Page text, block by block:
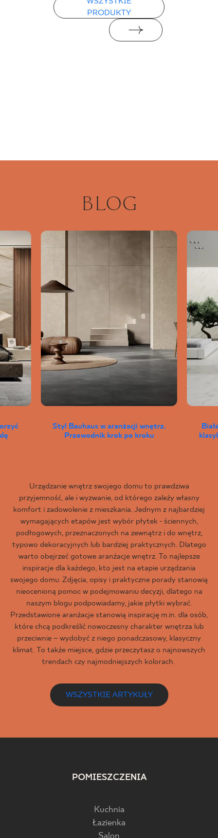
PRODUKTY
BLOG
Styl Bauhaus w aranżacji wnętrz.
Przewodnik krok po kroku
Urządzanie wnętrz swojego domu to prawdziwa
przyjemność, ale i wyzwanie, od którego zależy własny
komfort i zadowolenie z mieszkania. Jednym z najbardziej
wymagających etapów jest wybór płytek - ściennych,
podłogowych, przeznaczonych na zewnątrz i do wnętrz,
typowo dekoracyjnych lub bardziej praktycznych. Dlatego
warto obejrzeć gotowe aranżacje wnętrz. To najlepsze
inspiracje dla każdego, kto jest na etapie urządzania
swojego domu. Zdjęcia, opisy i praktyczne porady stanowią
nieocenioną pomoc w podejmowaniu decyzji, dlatego na
naszym blogu podpowiadamy, jakie płytki wybrać.
Przedstawione aranżacje stanowią inspirację m.in. dla osób,
które chcą podkreślić nowoczesny charakter wnętrza lub
przeciwnie – wydobyć z niego ponadczasowy, klasyczny
klimat. To także miejsce, gdzie przeczytasz o najnowszych
trendach czy najmodniejszych kolorach.
WSZYSTKIE ARTYKUŁY
POMIESZCZENIA
Kuchnia
Łazienka